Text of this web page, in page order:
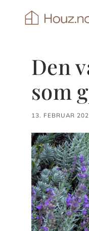
Den
som
13. FEBRUAR